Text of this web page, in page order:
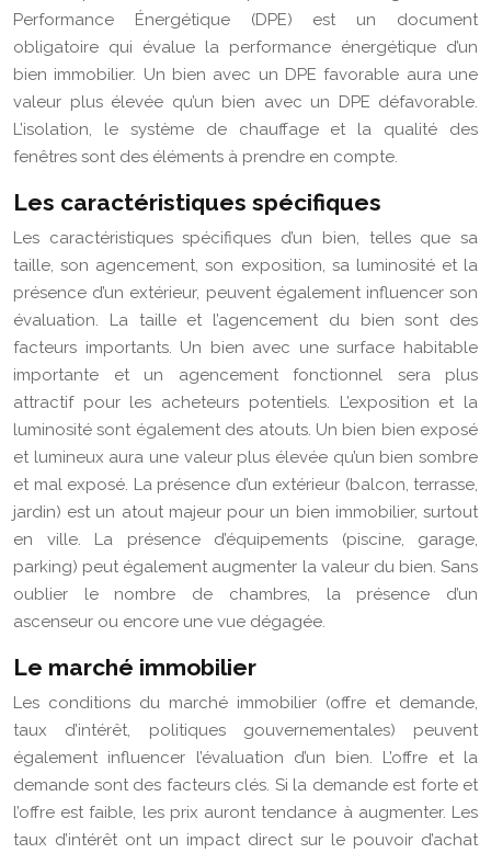
Performance Énergétique (DPE) est un document
obligatoire qui évalue la performance énergétique d’un
bien immobilier. Un bien avec un DPE favorable aura une
valeur plus élevée qu’un bien avec un DPE défavorable.
L’isolation, le système de chauffage et la qualité des
fenêtres sont des éléments à prendre en compte.
Les caractéristiques spécifiques
Les caractéristiques spécifiques d’un bien, telles que sa
taille, son agencement, son exposition, sa luminosité et la
présence d’un extérieur, peuvent également influencer son
évaluation. La taille et l’agencement du bien sont des
facteurs importants. Un bien avec une surface habitable
importante et un agencement fonctionnel sera plus
attractif pour les acheteurs potentiels. L’exposition et la
luminosité sont également des atouts. Un bien bien exposé
et lumineux aura une valeur plus élevée qu’un bien sombre
et mal exposé. La présence d’un extérieur (balcon, terrasse,
jardin) est un atout majeur pour un bien immobilier, surtout
en ville. La présence d’équipements (piscine, garage,
parking) peut également augmenter la valeur du bien. Sans
oublier le nombre de chambres, la présence d’un
ascenseur ou encore une vue dégagée.
Le marché immobilier
Les conditions du marché immobilier (offre et demande,
taux d’intérêt, politiques gouvernementales) peuvent
également influencer l’évaluation d’un bien. L’offre et la
demande sont des facteurs clés. Si la demande est forte et
l’offre est faible, les prix auront tendance à augmenter. Les
taux d’intérêt ont un impact direct sur le pouvoir d’achat